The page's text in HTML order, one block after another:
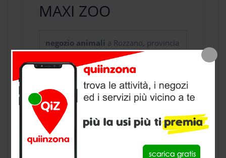
MAXI ZOO
negozio animali a Rozzano, provincia
CONTATTI